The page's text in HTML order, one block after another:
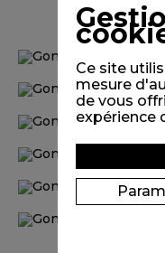
Ce site
mesure
de vous
expérience